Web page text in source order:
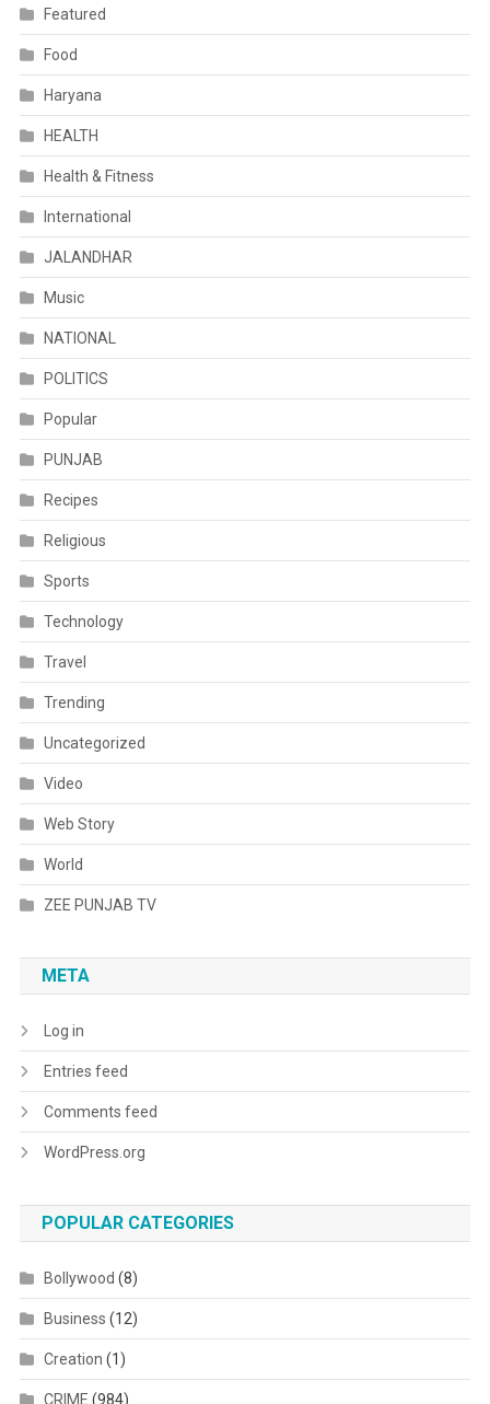
Featured
Food
Haryana
HEALTH
Health & Fitness
International
JALANDHAR
Music
NATIONAL
POLITICS
Popular
PUNJAB
Recipes
Religious
Sports
Technology
Travel
Trending
Uncategorized
Video
Web Story
World
ZEE PUNJAB TV
META
Log in
Entries feed
Comments feed
WordPress.org
POPULAR CATEGORIES
Bollywood (8)
Business (12)
Creation (1)
CRIME (984)